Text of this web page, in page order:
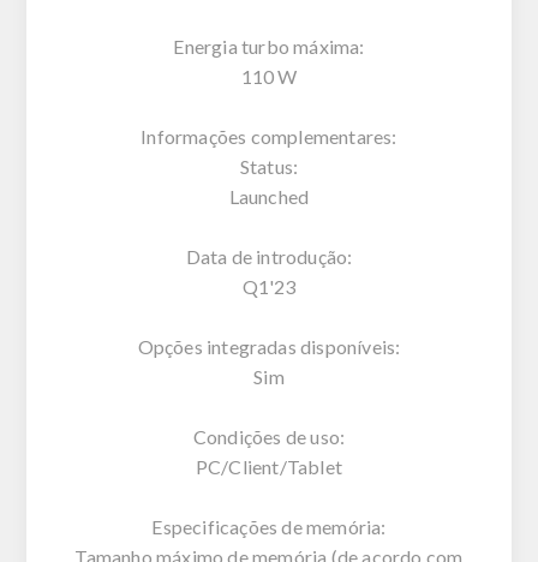
Energia turbo máxima:
110 W
Informações complementares:
Status:
Launched
Data de introdução:
Q1'23
Opções integradas disponíveis:
Sim
Condições de uso:
PC/Client/Tablet
Especificações de memória:
Tamanho máximo de memória (de acordo com